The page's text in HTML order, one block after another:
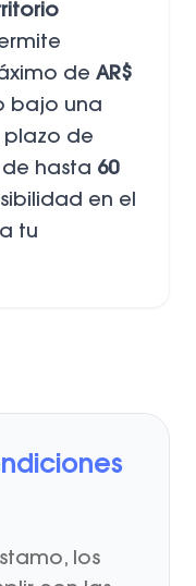
de AR$
bajo una
plazo de
hasta 60
en el
tu
los